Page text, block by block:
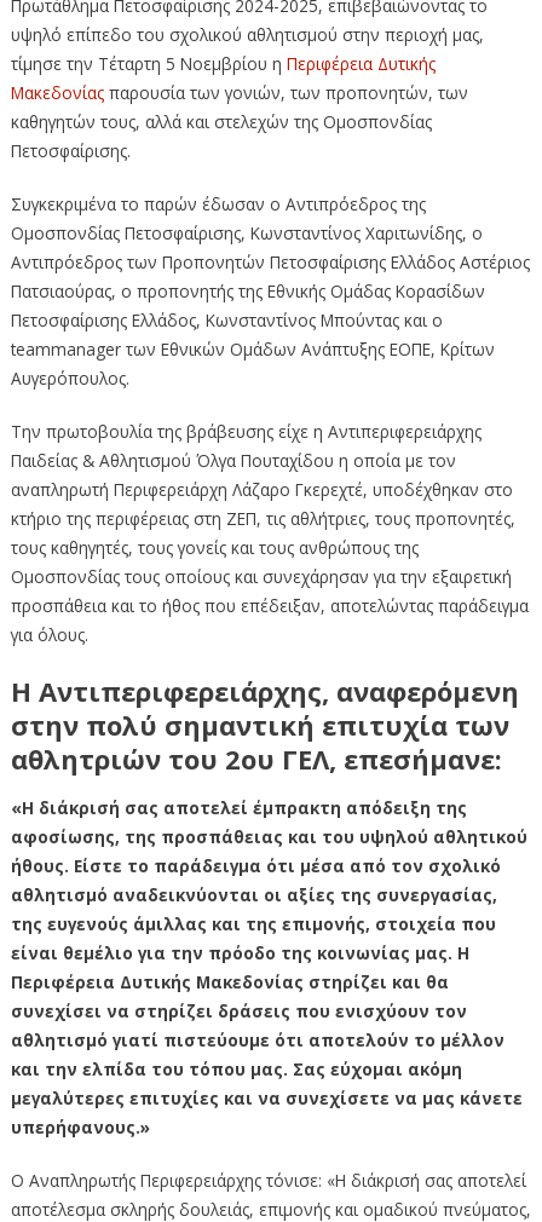
Πρωτάθλημα Πετοσφαίρισης 2024-2025, επιβεβαιώνοντας το
υψηλό επίπεδο του σχολικού αθλητισμού στην περιοχή μας,
τίμησε την Τέταρτη 5 Νοεμβρίου η Περιφέρεια Δυτικής
Μακεδονίαςπαρουσία των γονιών, των προπονητών, των
καθηγητών τους, αλλά και στελεχών της Ομοσπονδίας
Πετοσφαίρισης.
Συγκεκριμένα το παρών έδωσαν ο Αντιπρόεδρος της
Ομοσπονδίας Πετοσφαίρισης, Κωνσταντίνος Χαριτωνίδης, ο
Αντιπρόεδρος των Προπονητών Πετοσφαίρισης Ελλάδος Αστέριος
Πατσιαούρας, ο προπονητής της Εθνικής Ομάδας Κορασίδων
Πετοσφαίρισης Ελλάδος, Κωνσταντίνος Μπούντας και ο
teammanager των Εθνικών Ομάδων Ανάπτυξης ΕΟΠΕ, Κρίτων
Αυγερόπουλος.
Την πρωτοβουλία της βράβευσης είχε η Αντιπεριφερειάρχης
Παιδείας & Αθλητισμού Όλγα Πουταχίδου η οποία με τον
αναπληρωτή Περιφερειάρχη Λάζαρο Γκερεχτέ, υποδέχθηκαν στο
κτήριο της περιφέρειας στη ΖΕΠ, τις αθλήτριες, τους προπονητές,
τους καθηγητές, τους γονείς και τους ανθρώπους της
Ομοσπονδίας τους οποίους και συνεχάρησαν για την εξαιρετική
προσπάθεια και το ήθος που επέδειξαν, αποτελώντας παράδειγμα
για όλους.
Η Αντιπεριφερειάρχης, αναφερόμενη
στην πολύ σημαντική επιτυχία των
αθλητριών του 2ου ΓΕΛ, επεσήμανε:
«Η διάκρισή σας αποτελεί έμπρακτη απόδειξη της
αφοσίωσης, της προσπάθειας και του υψηλού αθλητικού
ήθους. Είστε το παράδειγμα ότι μέσα από τον σχολικό
αθλητισμό αναδεικνύονται οι αξίες της συνεργασίας,
της ευγενούς άμιλλας και της επιμονής, στοιχεία που
είναι θεμέλιο για την πρόοδο της κοινωνίας μας. Η
Περιφέρεια Δυτικής Μακεδονίας στηρίζει και θα
συνεχίσει να στηρίζει δράσεις που ενισχύουν τον
αθλητισμό γιατί πιστεύουμε ότι αποτελούν το μέλλον
και την ελπίδα του τόπου μας. Σας εύχομαι ακόμη
μεγαλύτερες επιτυχίες και να συνεχίσετε να μας κάνετε
υπερήφανους.»
Ο Αναπληρωτής Περιφερειάρχης τόνισε: «Η διάκρισή σας αποτελεί
αποτέλεσμα σκληρής δουλειάς, επιμονής και ομαδικού πνεύματος,